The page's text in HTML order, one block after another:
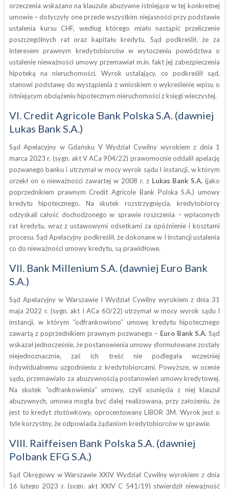
orzeczenia wskazano na klauzule abuzywne istniejące w tej konkretnej
umowie – dotyczyły one przede wszystkim niejasności przy podstawie
ustalenia kursu CHF, według którego miało nastąpić przeliczenie
poszczególnych rat oraz kapitału kredytu. Sąd podkreślił, że za
interesem prawnym kredytobiorców w wytoczeniu powództwa o
ustalenie nieważności umowy przemawiał m.in. fakt jej zabezpieczenia
hipoteką na nieruchomości. Wyrok ustalający, co podkreślił sąd,
stanowi podstawę do wystąpienia z wnioskiem o wykreślenie wpisu o
istniejącym obciążeniu hipotecznym nieruchomości z księgi wieczystej.
VI. Credit Agricole Bank Polska S.A. (dawniej
Lukas Bank S.A.)
Sąd Apelacyjny w Gdańsku V Wydział Cywilny wyrokiem z dnia 1
marca 2023 r. (sygn. akt V ACa 904/22) prawomocnie oddalił apelację
pozwanego banku i utrzymał w mocy wyrok sądu I instancji, w którym
orzekł on o nieważności zawartej w 2008 r. z Lukas Bank S.A.(jako
poprzednikiem prawnym Credit Agricole Bank Polska S.A.) umowy
kredytu hipotecznego. Na skutek rozstrzygnięcia, kredytobiorcy
odzyskali całość dochodzonego w sprawie roszczenia – wpłaconych
rat kredytu, wraz z ustawowymi odsetkami za opóźnienie i kosztami
procesu. Sąd Apelacyjny podkreślił, że dokonane w I instancji ustalenia
co do nieważności umowy kredytu, są prawidłowe.
VII. Bank Millenium S.A. (dawniej Euro Bank
S.A.)
Sąd Apelacyjny w Warszawie I Wydział Cywilny wyrokiem z dnia 31
maja 2022 r. (sygn. akt I ACa 60/22) utrzymał w mocy wyrok sądu I
instancji, w którym “odfrankowiono” umowę kredytu hipotecznego
zawartą z poprzednikiem prawnym pozwanego – Euro Bank S.A.Sąd
wskazał jednocześnie, że postanowienia umowy sformułowane zostały
niejednoznacznie, zaś ich treść nie podlegała wcześniej
indywidualnemu uzgodnieniu z kredytobiorcami. Powyższe, w ocenie
sądu, przemawiało za abuzywnością postanowień umowy kredytowej.
Na skutek “odfrankowienia” umowy, czyli usunięcia z niej klauzul
abuzywnych, umowa mogła być dalej realizowana, przy założeniu, że
jest to kredyt złotówkowy, oprocentowany LIBOR 3M. Wyrok jest o
tyle korzystny, że odpowiada żądaniom kredytobiorców w sprawie.
VIII. Raiffeisen Bank Polska S.A. (dawniej
Polbank EFG S.A.)
Sąd Okręgowy w Warszawie XXIV Wydział Cywilny wyrokiem z dnia
16 lutego 2023 r. (sygn. akt XXIV C 541/19) stwierdził nieważność